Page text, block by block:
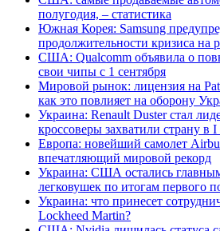
полугодия, – статистика
Южная Корея: Samsung
продолжительности кризиса на
США: Qualcomm объявила о
свои чипы с 1 сентября
Мировой рынок: лицензия на
как это повлияет на оборону
Украина: Renault Duster стал
кроссоверы захватили страну в
Европа: новейший самолет
впечатляющий мировой рекорд
Украина: США остались
легковушек по итогам первого
Украина: что принесет
Lockheed Martin?